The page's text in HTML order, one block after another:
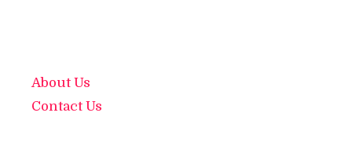
About Us
Contact Us